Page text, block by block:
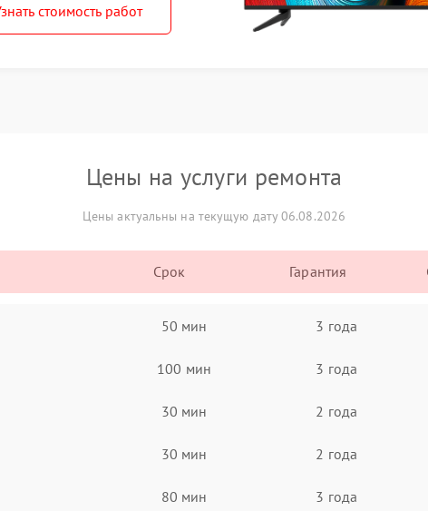
стоимость работ
Цены на услуги ремонта
Цены актуальны на текущую дату 06.08.2026
Срок Гарантия
50 мин 3 года
100 мин 3 года
30 мин 2 года
30 мин 2 года
80 мин 3 года